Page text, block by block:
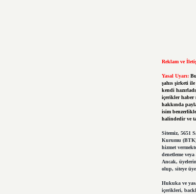
Reklam ve
Yasal Uyarı:
şahıs şirketi
kendi
içerikler haber
hakkında
isim
halindedir ve
Sitemiz, 5651
Kurumu (BTK)
hizmet
denetleme
Ancak,
olup, siteye
Hukuka ve
içerikleri,